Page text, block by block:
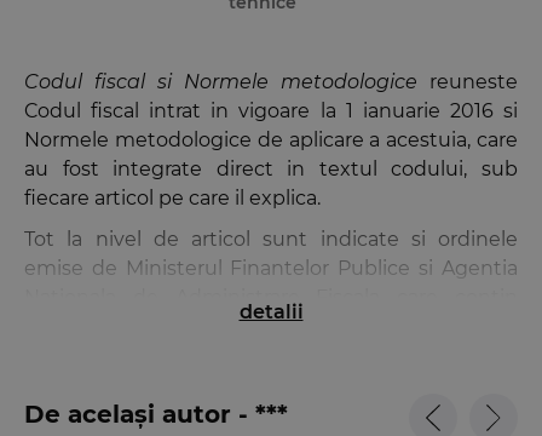
Codul fiscal si Normele metodologice reuneste
Codul fiscal intrat in vigoare la 1 ianuarie 2016 si
Normele metodologice de aplicare a acestuia, care
au fost integrate direct in textul codului, sub
fiecare articol pe care il explica.
Tot la nivel de articol sunt indicate si ordinele
emise de Ministerul Finantelor Publice si Agentia
dispozitii si proceduri date in aplicarea noilor
atat de textele Codului fiscal si ale Normelor sale
detalii
De același autor - ***